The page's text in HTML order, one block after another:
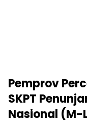
Pemprov
SKPT
Nasional (M-